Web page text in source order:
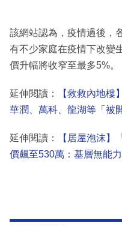
該網站認為，疫情過後，
有不少家庭在疫情下改變
價升幅將收窄至最多5%。
延伸閱讀：
【救救內地樓
華潤、萬科、龍湖等「被
延伸閱讀：
【居屋泡沫】
價飆至530萬：基層無能力